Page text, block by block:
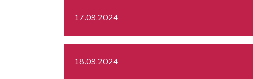
17.09.2024
18.09.2024